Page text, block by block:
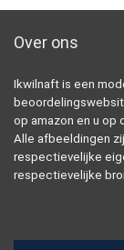
Over ons
Ikwilnaft is een
op amazon en u op
Alle afbeeldingen
respectievelijke
respectievelijke